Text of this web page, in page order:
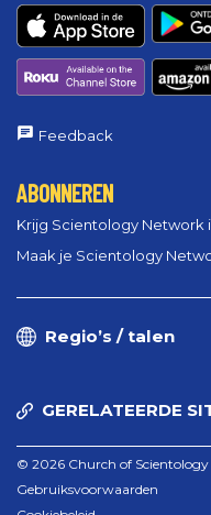
Feedback
ABONNEREN
Krijg Scientology Network
Maak je Scientology
Regio’s / talen
GERELATEERDE
© 2026 Church of
Gebruiksvoorwaarden